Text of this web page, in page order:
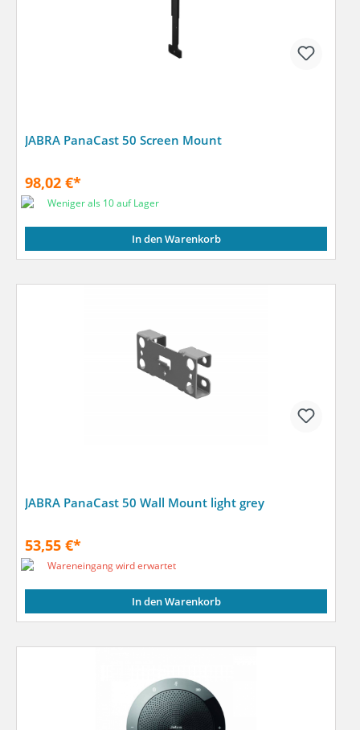
JABRA PanaCast 50 Screen Mount
98,02 €*
Weniger als 10 auf Lager
In den Warenkorb
JABRA PanaCast 50 Wall Mount light grey
53,55 €*
Wareneingang wird erwartet
In den Warenkorb